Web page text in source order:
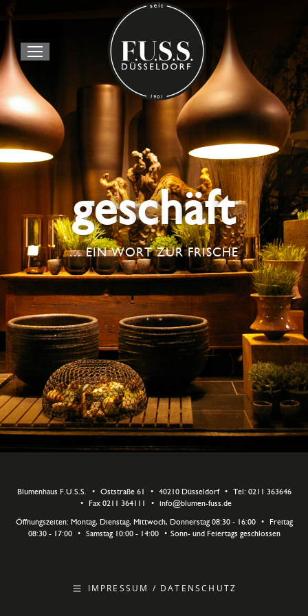
geschäft
… EIN WORT ZUR FRISCHE
Blumenhaus F.U.S.S. • Oststraße 61 • 40210 Düsseldorf •
Tel: 0211 363646
•
Fax 0211 364111 • info@blumen-fuss.de
Öffnungszeiten: Montag, Dienstag, Mittwoch, Donnerstag 08:30 - 16:00 •
Freitag
08:30 - 17:00
• Samstag 10:00 - 14:00 • Sonn- und Feiertags geschlossen
IMPRESSUM / DATENSCHUTZ